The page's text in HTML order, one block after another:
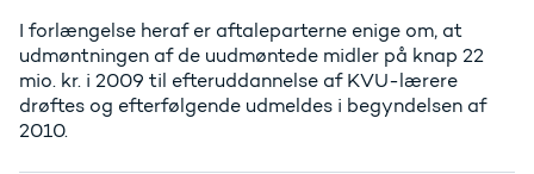
I forlængelse heraf er aftaleparterne enige om, at
udmøntningen af de uudmøntede midler på knap 22
mio. kr. i 2009 til efteruddannelse af KVU-lærere
drøftes og efterfølgende udmeldes i begyndelsen af
2010.